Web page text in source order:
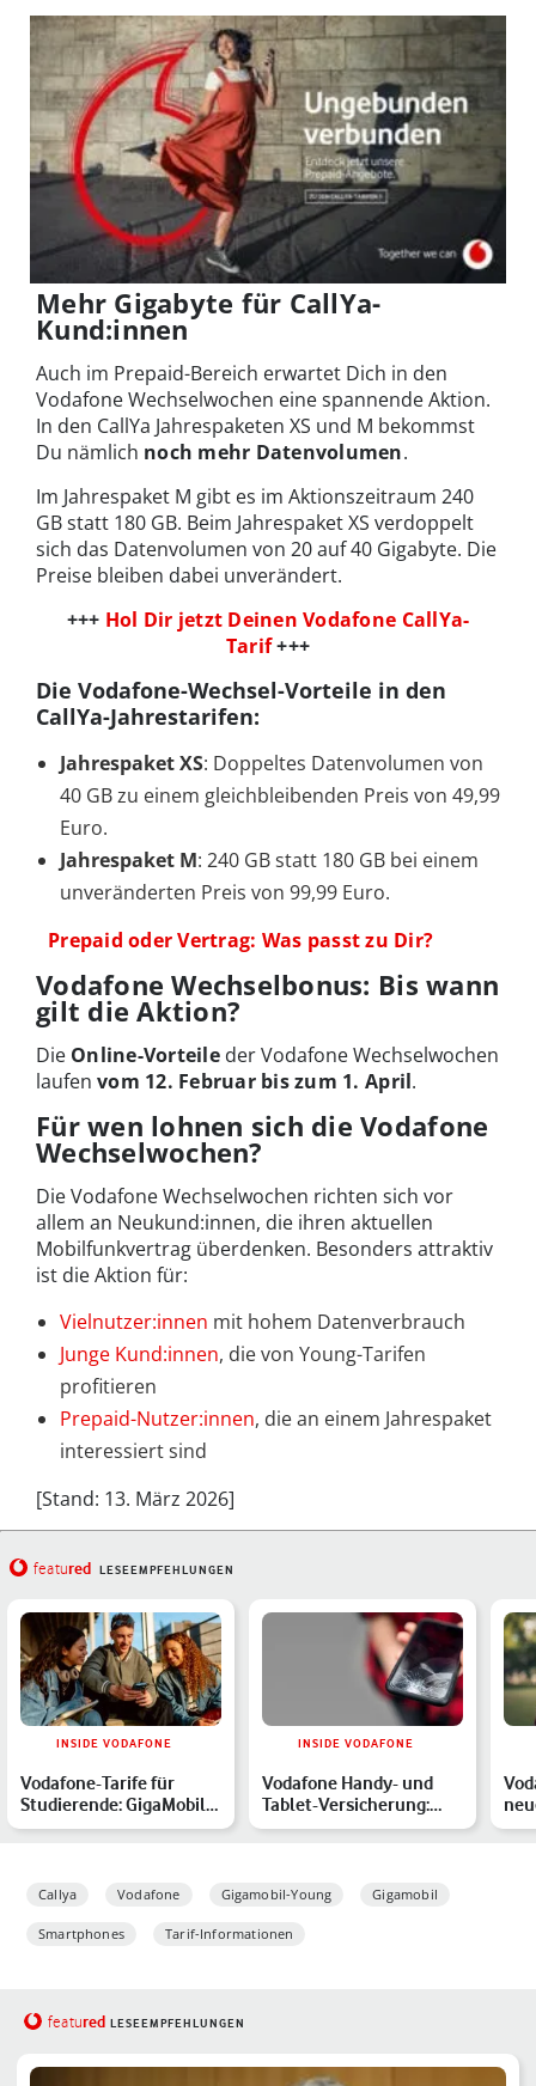
Mehr Gigabyte für CallYa-
Kund:innen
Auch im Prepaid-Bereich erwartet Dich in den
Vodafone Wechselwochen eine spannende Aktion.
In den CallYa Jahrespaketen XS und M bekommst
Du nämlich noch mehr Datenvolumen.
Im Jahrespaket M gibt es im Aktionszeitraum 240
GB statt 180 GB. Beim Jahrespaket XS verdoppelt
sich das Datenvolumen von 20 auf 40 Gigabyte. Die
Preise bleiben dabei unverändert.
+++ Hol Dir jetzt Deinen Vodafone CallYa-
Tarif+++
Die Vodafone-Wechsel-Vorteile in den
CallYa-Jahrestarifen:
Jahrespaket XS: Doppeltes Datenvolumen von
40 GB zu einem gleichbleibenden Preis von 49,99
Euro.
Jahrespaket M: 240 GB statt 180 GB bei einem
unveränderten Preis von 99,99 Euro.
Prepaid oder Vertrag: Was passt zu Dir?
Vodafone Wechselbonus: Bis wann
gilt die Aktion?
Die Online-Vorteileder Vodafone Wechselwochen
laufen vom 12. Februar bis zum 1. April.
Für wen lohnen sich die Vodafone
Wechselwochen?
Die Vodafone Wechselwochen richten sich vor
allem an Neukund:innen, die ihren aktuellen
Mobilfunkvertrag überdenken. Besonders attraktiv
ist die Aktion für:
Vielnutzer:innen mit hohem Datenverbrauch
Junge Kund:innen, die von Young-Tarifen
profitieren
Prepaid-Nutzer:innen, die an einem Jahrespaket
interessiert sind
[Stand: 13. März 2026]
featured LESEEMPFEHLUNGEN
INSIDE VODAFONE
Vodafone-Tarife für
Studierende: GigaMobil
Young und CallYa – das…
INSIDE VODAFONE
Vodafone Handy- und
Tablet-Versicherung:
Weltweit abgesichert
Callya Vodafone Gigamobil-Young Gigamobil
Smartphones Tarif-Informationen
featured LESEEMPFEHLUNGEN